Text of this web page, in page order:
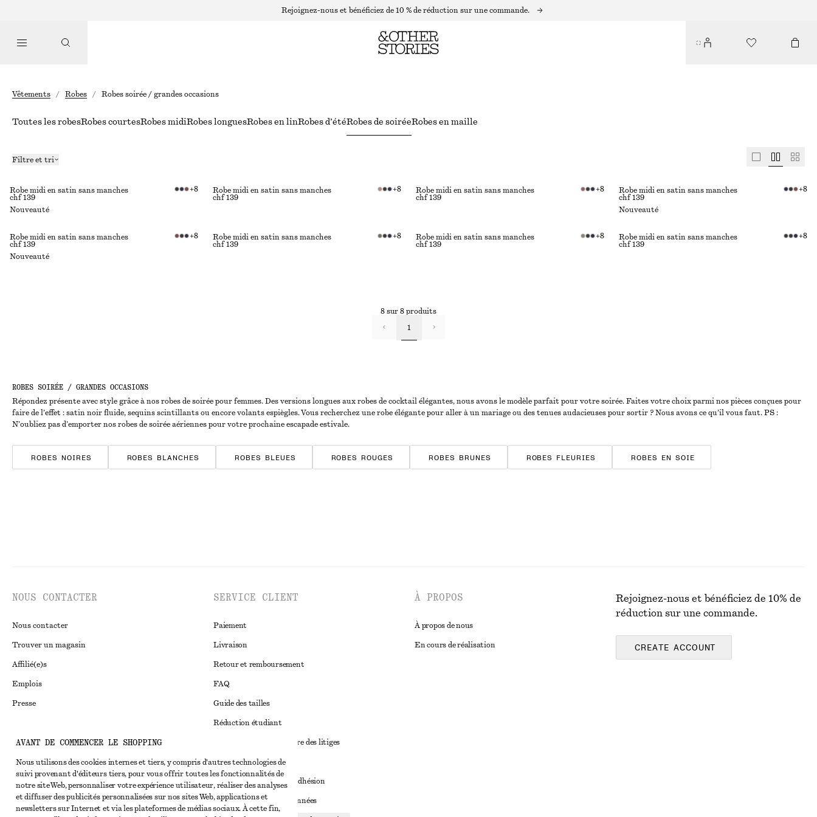
Rejoignez-nous et bénéficiez de 10 % de réduction sur une commande.
Vêtements / Robes / Robes soirée / grandes occasions
ROBES SOIRÉE / GRANDES OCCASIONS
Répondez présente avec style grâce à nos robes de soirée pour femmes. Des versions longues aux robes de cocktail élégantes, nous avons le modèle parfait pour votre soirée. Faites votre choix parmi nos pièces conçues pour
faire de l’effet : satin noir fluide, sequins scintillants ou encore volants espiègles. Vous recherchez une robe élégante pour aller à un mariage ou des tenues audacieuses pour sortir ? Nous avons ce qu’il vous faut. PS :
N’oubliez pas d’emporter nos robes de soirée aériennes pour votre prochaine escapade estivale.
ROBES NOIRES ROBES BLANCHES ROBES BLEUES ROBES ROUGES ROBES BRUNES ROBES FLEURIES ROBES EN SOIE
Toutes les robesRobes courtesRobes midiRobes longuesRobes en linRobes d’étéRobes de soiréeRobes en maille
Filtre et tri
Robe midi en satin sans manches
chf 139
+8
Nouveauté
Robe midi en satin sans manches
chf 139
+8
Robe midi en satin sans manches
chf 139
+8
Robe midi en satin sans manches
chf 139
+8
Nouveauté
Robe midi en satin sans manches
chf 139
+8
Nouveauté
Robe midi en satin sans manches
chf 139
+8
Robe midi en satin sans manches
chf 139
+8
Robe midi en satin sans manches
chf 139
+8
8 sur 8 produits
1
NOUS CONTACTER
Nous contacter
Trouver un magasin
Affilié(e)s
Emplois
Presse
Instagram
Pinterest
Facebook
Youtube
SERVICE CLIENT
Paiement
Livraison
Retour et remboursement
FAQ
Guide des tailles
Réduction étudiant
Règlement extrajudiciaire des litiges
Conditions générales
Conditions générales d’adhésion
Cookies et partage de données
À PROPOS
À propos de nous
En cours de réalisation
Rejoignez-nous et bénéficiez de 10% de
réduction sur une commande.
CREATE ACCOUNT
AVANT DE COMMENCER LE SHOPPING
Nous utilisons des cookies internes et tiers, y compris d'autres technologies de
suivi provenant d'éditeurs tiers, pour vous offrir toutes les fonctionnalités de
notre site Web, personnaliser votre expérience utilisateur, réaliser des analyses
et diffuser des publicités personnalisées sur nos sites Web, applications et
newsletters sur Internet et via les plateformes de médias sociaux. À cette fin,